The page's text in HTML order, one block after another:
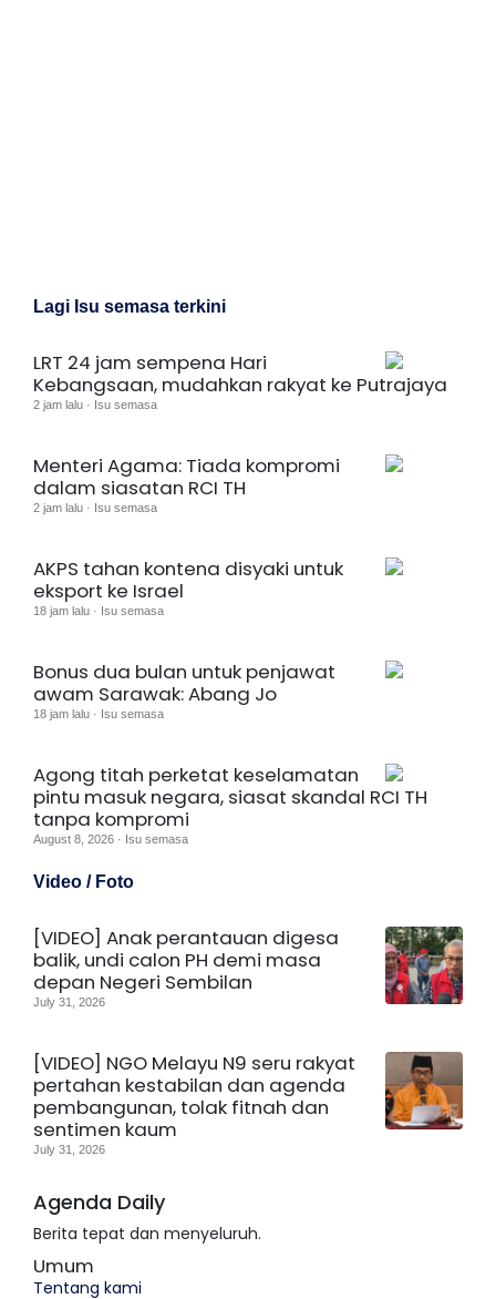
Lagi Isu semasa terkini
LRT 24 jam sempena Hari
Kebangsaan, mudahkan rakyat ke Putrajaya
2 jam lalu · Isu semasa
Menteri Agama: Tiada kompromi
dalam siasatan RCI TH
2 jam lalu · Isu semasa
AKPS tahan kontena disyaki untuk
eksport ke Israel
18 jam lalu · Isu semasa
Bonus dua bulan untuk penjawat
awam Sarawak: Abang Jo
18 jam lalu · Isu semasa
Agong titah perketat keselamatan
pintu masuk negara, siasat skandal RCI TH
tanpa kompromi
August 8, 2026 · Isu semasa
Video / Foto
[VIDEO] Anak perantauan digesa
balik, undi calon PH demi masa
depan Negeri Sembilan
July 31, 2026
[VIDEO] NGO Melayu N9 seru rakyat
pertahan kestabilan dan agenda
pembangunan, tolak fitnah dan
sentimen kaum
July 31, 2026
Agenda Daily
Berita tepat dan menyeluruh.
Umum
Tentang kami